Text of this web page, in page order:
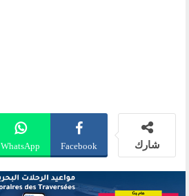
شارك Facebook
WhatsApp